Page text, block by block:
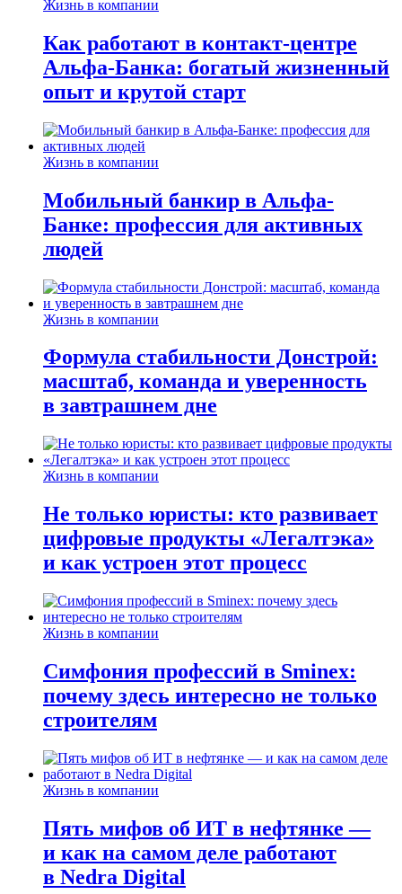
Жизнь в компании
Как работают в контакт-центре
Альфа-Банка: богатый жизненный
опыт и крутой старт
Жизнь в компании
Мобильный банкир в Альфа-
Банке: профессия для активных
людей
Жизнь в компании
Формула стабильности Донстрой:
масштаб, команда и уверенность
в завтрашнем дне
Жизнь в компании
Не только юристы: кто развивает
цифровые продукты «Легалтэка»
и как устроен этот процесс
Жизнь в компании
Симфония профессий в Sminex:
почему здесь интересно не только
строителям
Жизнь в компании
Пять мифов об ИТ в нефтянке —
и как на самом деле работают
в Nedra Digital